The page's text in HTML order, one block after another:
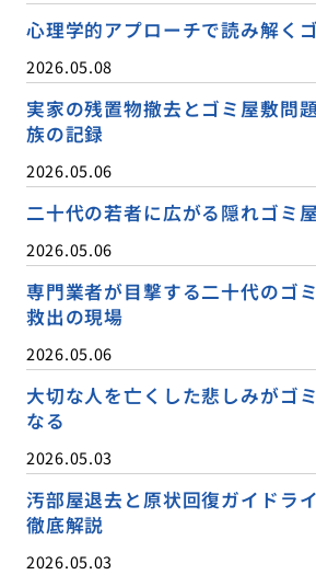
心理学的アプローチで読み解く
2026.05.08
実家の残置物撤去とゴミ屋敷問
族の記録
2026.05.06
二十代の若者に広がる隠れゴミ
2026.05.06
専門業者が目撃する二十代のゴ
救出の現場
2026.05.06
大切な人を亡くした悲しみがゴ
なる
2026.05.03
汚部屋退去と原状回復ガイドラ
徹底解説
2026.05.03